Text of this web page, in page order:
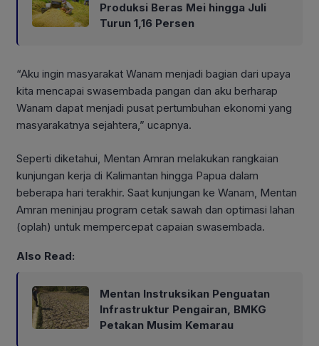
Produksi Beras Mei hingga Juli
Turun 1,16 Persen
“Aku ingin masyarakat Wanam menjadi bagian dari upaya
kita mencapai swasembada pangan dan aku berharap
Wanam dapat menjadi pusat pertumbuhan ekonomi yang
masyarakatnya sejahtera,” ucapnya.
Seperti diketahui, Mentan Amran melakukan rangkaian
kunjungan kerja di Kalimantan hingga Papua dalam
beberapa hari terakhir. Saat kunjungan ke Wanam, Mentan
Amran meninjau program cetak sawah dan optimasi lahan
(oplah) untuk mempercepat capaian swasembada.
Also Read:
Mentan Instruksikan Penguatan
Infrastruktur Pengairan, BMKG
Petakan Musim Kemarau